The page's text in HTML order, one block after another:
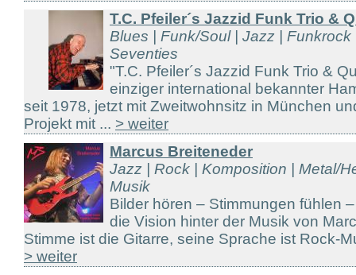
T.C. Pfeiler´s Jazzid Funk Trio &
Blues | Funk/Soul | Jazz |
Seventies
"T.C. Pfeiler´s Jazzid Funk Trio &
einziger international bekannter
seit 1978, jetzt mit Zweitwohnsitz in München
Projekt mit ... > weiter
Marcus Breiteneder
Jazz | Rock | Komposition | Metal/
Musik
Bilder hören – Stimmungen fühlen
die Vision hinter der Musik von
Stimme ist die Gitarre, seine Sprache ist Rock-
> weiter